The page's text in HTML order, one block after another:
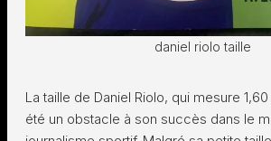
daniel riolo taille
La taille de Daniel Riolo, qui mesure
été un obstacle à son succès dans le